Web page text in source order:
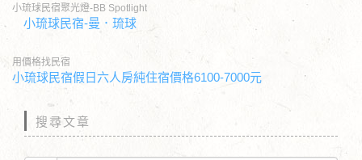
小琉球民宿聚光燈-BB Spotlight
小琉球民宿-曼．琉球
用價格找民宿
小琉球民宿假日六人房純住宿價格6100-7000元
搜尋文章